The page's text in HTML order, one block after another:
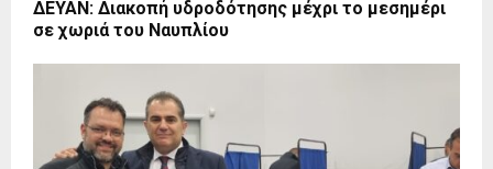
ΔΕΥΑΝ: Διακοπή υδροδότησης μέχρι το μεσημέρι
σε χωριά του Ναυπλίου